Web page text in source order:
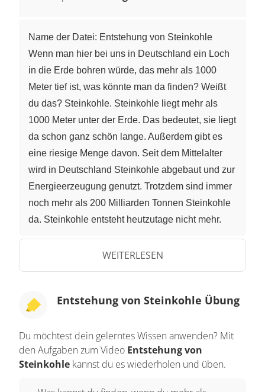
Name der Datei: Entstehung von Steinkohle
Wenn man hier bei uns in Deutschland ein Loch
in die Erde bohren würde, das mehr als 1000
Meter tief ist, was könnte man da finden? Weißt
du das? Steinkohle. Steinkohle liegt mehr als
1000 Meter unter der Erde. Das bedeutet, sie liegt
da schon ganz schön lange. Außerdem gibt es
eine riesige Menge davon. Seit dem Mittelalter
wird in Deutschland Steinkohle abgebaut und zur
Energieerzeugung genutzt. Trotzdem sind immer
noch mehr als 200 Milliarden Tonnen Steinkohle
da. Steinkohle entsteht heutzutage nicht mehr.
Zeit unter ganz besonderen Bedingungen statt.
Sie hat eine so lange Zeit gedauert, dass sie für
ziemlich interessant, findest du nicht? Aber was
Wann und unter welchen Bedingungen ist die
Steinkohle entstanden? Das werden wir jetzt in
Erfahrung bringen. Vor etwa 320 Millionen Jahren
WEITERLESEN
Entstehung von Steinkohle Übung
Du möchtest dein gelerntes Wissen anwenden? Mit
den Aufgaben zum Video Entstehung von
Steinkohle kannst du es wiederholen und üben.